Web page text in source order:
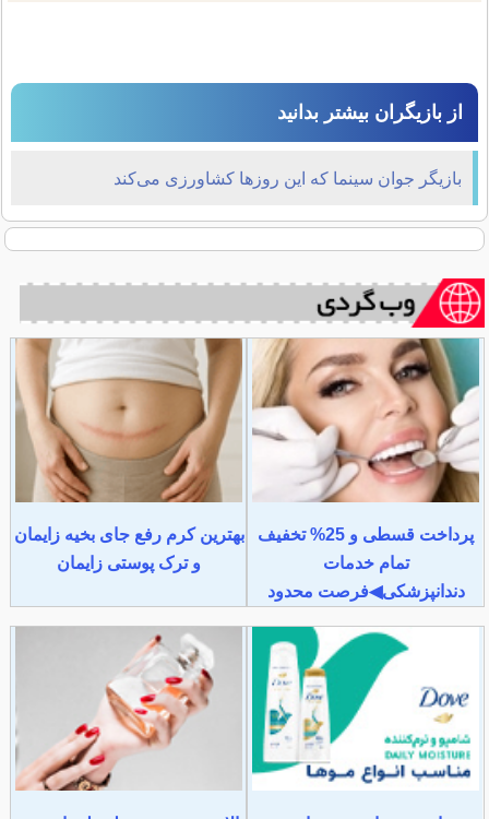
از بازیگران بیشتر بدانید
بازیگر جوان سینما که این روزها کشاورزی می‌کند
پرداخت قسطی و 25% تخفیف
تمام خدمات
دندانپزشکی◀فرصت محدود
بهترین کرم رفع جای بخیه زایمان
و ترک پوستی زایمان